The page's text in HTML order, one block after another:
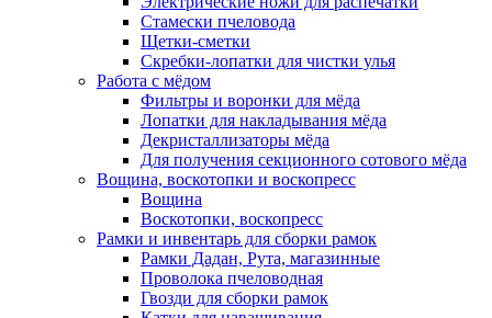
Стамески пчеловода
Щетки-сметки
Скребки-лопатки для чистки улья
Работа с мёдом
Фильтры и воронки для мёда
Лопатки для накладывания мёда
Декристаллизаторы мёда
Для получения секционного сотового мёда
Вощина, воскотопки и воскопресс
Вощина
Воскотопки, воскопресс
Рамки и инвентарь для сборки рамок
Рамки Дадан, Рута, магазинные
Проволока пчеловодная
Гвозди для сборки рамок